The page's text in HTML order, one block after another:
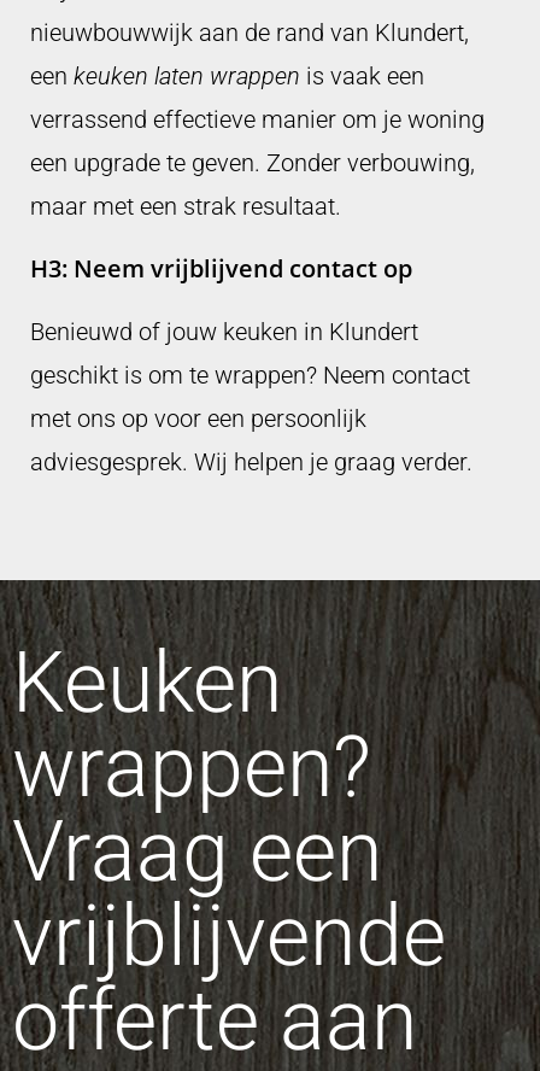
nieuwbouwwijk aan de rand van Klundert,
een keuken laten wrappen is vaak een
verrassend effectieve manier om je woning
een upgrade te geven. Zonder verbouwing,
maar met een strak resultaat.
H3: Neem vrijblijvend contact op
Benieuwd of jouw keuken in Klundert
geschikt is om te wrappen? Neem contact
met ons op voor een persoonlijk
adviesgesprek. Wij helpen je graag verder.
Keuken
wrappen?
Vraag een
vrijblijvende
offerte aan